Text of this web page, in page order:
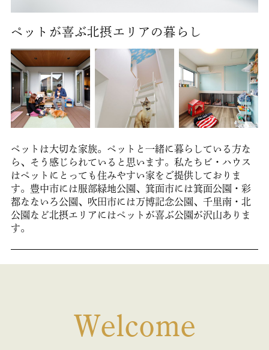
ペットが喜ぶ北摂エリアの暮らし
ペットは大切な家族。ペットと一緒に暮らしている方な
ら、そう感じられていると思います。私たちビ・ハウス
はペットにとっても住みやすい家をご提供しておりま
す。豊中市には服部緑地公園、箕面市には箕面公園・彩
都なないろ公園、吹田市には万博記念公園、千里南・北
公園など北摂エリアにはペットが喜ぶ公園が沢山ありま
す。
Welcome